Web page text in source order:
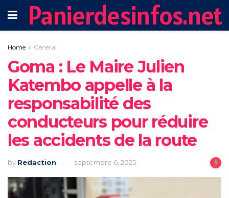
Panierdesinfos.net
Home Général
Goma : Le Maire Julien
Katembo appelle à la
responsabilité des
conducteurs pour réduire
les accidents de la route
by Redaction septembre 6, 2025